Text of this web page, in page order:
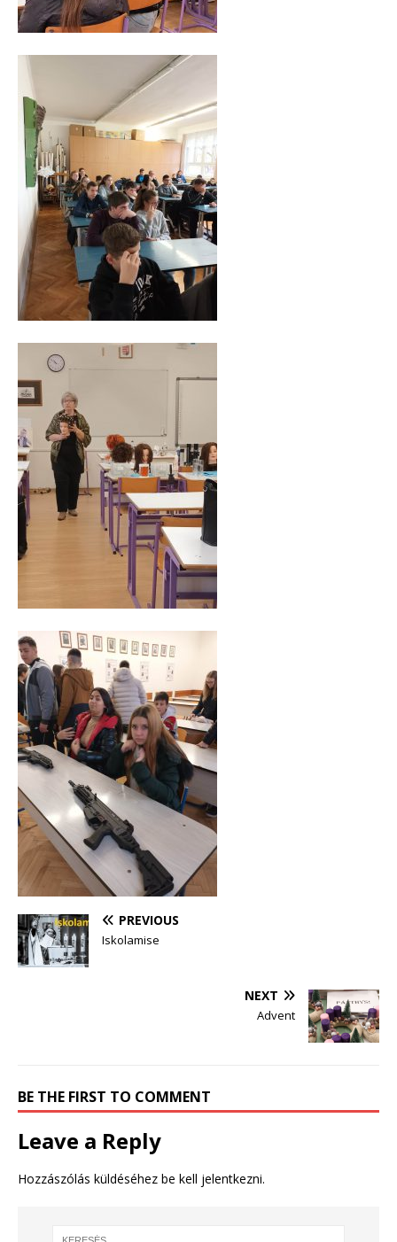
PREVIOUS
Iskolamise
NEXT
Advent
BE THE FIRST TO COMMENT
Leave a Reply
Hozzászólás küldéséhez be kell jelentkezni.